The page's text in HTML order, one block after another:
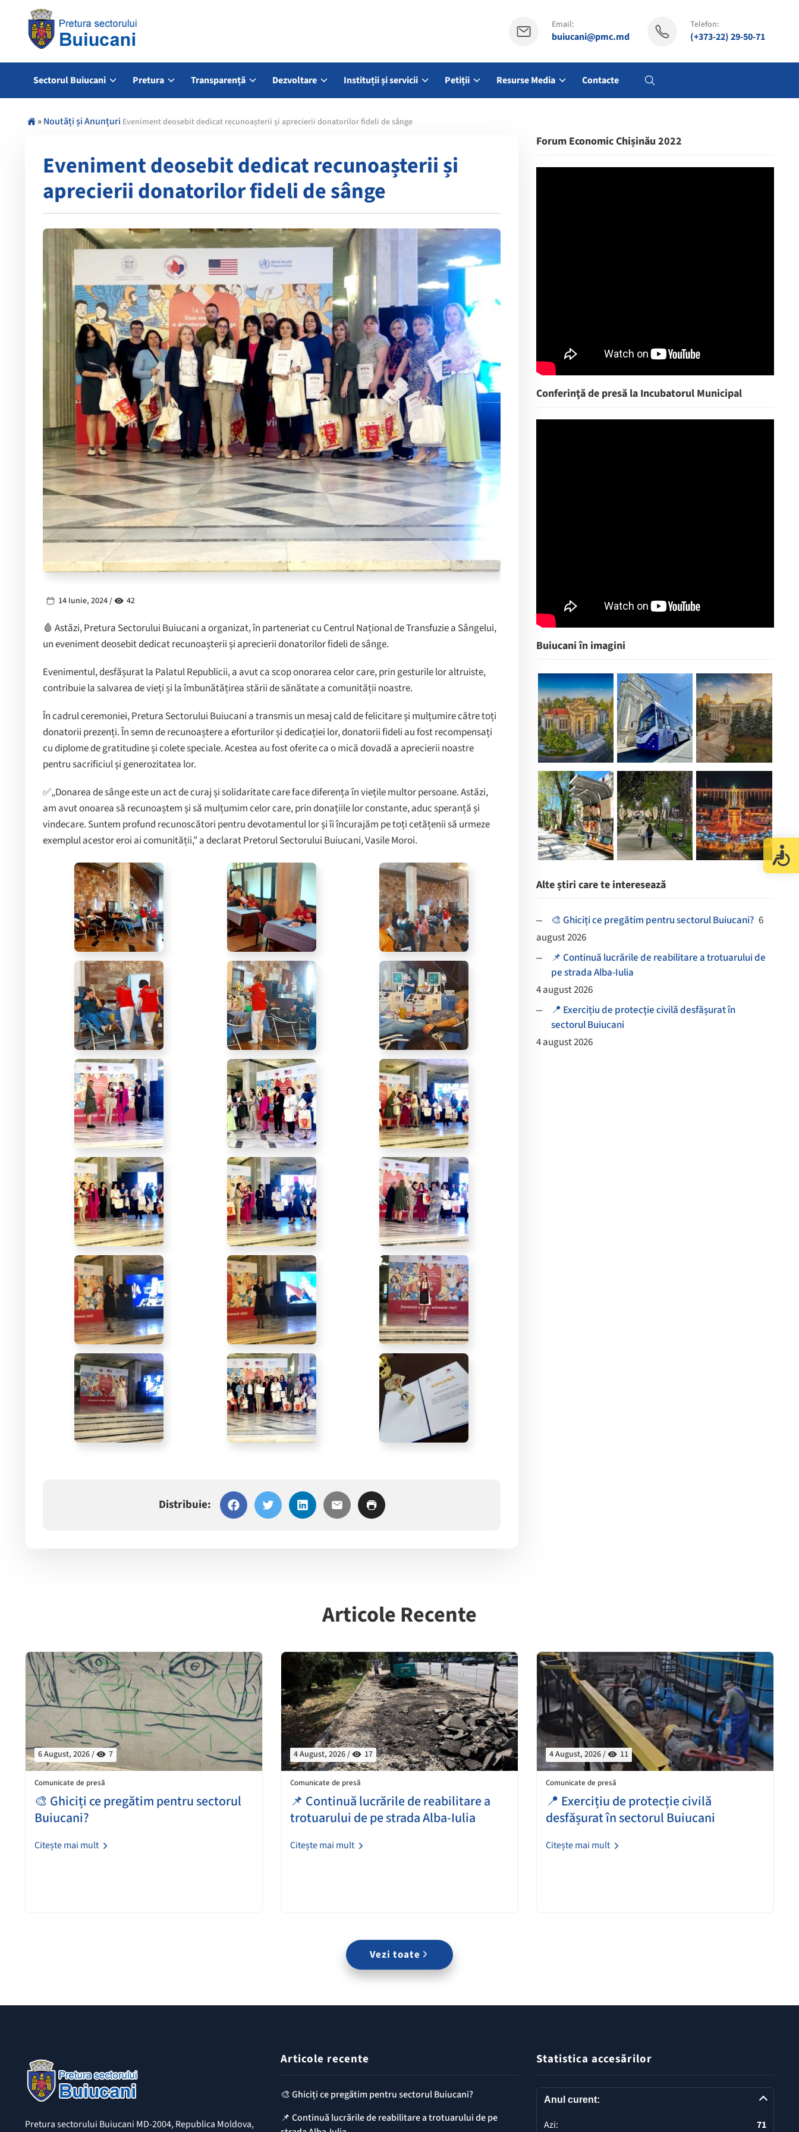
Email:
buiucani@pmc.md
Telefon:
(+373-22) 29-50-71
Sectorul Buiucani Pretura Transparență Dezvoltare Instituții și servicii Petiții Resurse Media Contacte
»Noutăți și Anunțuri Eveniment deosebit dedicat recunoașterii și aprecierii donatorilor fideli de sânge
Eveniment deosebit dedicat recunoașterii și
aprecierii donatorilor fideli de sânge
14 Iunie, 2024 / 42
🩸 Astăzi, Pretura Sectorului Buiucani a organizat, în parteneriat cu Centrul Național de Transfuzie a Sângelui,
un eveniment deosebit dedicat recunoașterii și aprecierii donatorilor fideli de sânge.
Evenimentul, desfășurat la Palatul Republicii, a avut ca scop onorarea celor care, prin gesturile lor altruiste,
contribuie la salvarea de vieți și la îmbunătățirea stării de sănătate a comunității noastre.
În cadrul ceremoniei, Pretura Sectorului Buiucani a transmis un mesaj cald de felicitare și mulțumire către toți
donatorii prezenți. În semn de recunoaștere a eforturilor și dedicației lor, donatorii fideli au fost recompensați
cu diplome de gratitudine și colete speciale. Acestea au fost oferite ca o mică dovadă a aprecierii noastre
pentru sacrificiul și generozitatea lor.
✅„Donarea de sânge este un act de curaj și solidaritate care face diferența în viețile multor persoane. Astăzi,
am avut onoarea să recunoaștem și să mulțumim celor care, prin donațiile lor constante, aduc speranță și
vindecare. Suntem profund recunoscători pentru devotamentul lor și îi încurajăm pe toți cetățenii să urmeze
exemplul acestor eroi ai comunității,” a declarat Pretorul Sectorului Buiucani, Vasile Moroi.
Distribuie:
Forum Economic Chișinău 2022
Conferinţă de presă la Incubatorul Municipal
Buiucani în imagini
Alte știri care te interesează
🎨 Ghiciți ce pregătim pentru sectorul Buiucani? 6
august 2026
📌 Continuă lucrările de reabilitare a trotuarului de
pe strada Alba-Iulia
4 august 2026
📍 Exercițiu de protecție civilă desfășurat în
sectorul Buiucani
4 august 2026
Articole Recente
6 August, 2026 / 7
Comunicate de presă
🎨 Ghiciți ce pregătim pentru sectorul
Buiucani?
Citește mai mult
4 August, 2026 / 17
Comunicate de presă
📌 Continuă lucrările de reabilitare a
trotuarului de pe strada Alba-Iulia
Citește mai mult
4 August, 2026 / 11
Comunicate de presă
📍 Exercițiu de protecție civilă
desfășurat în sectorul Buiucani
Citește mai mult
Vezi toate
Pretura sectorului Buiucani MD-2004, Republica Moldova,
Articole recente
🎨 Ghiciți ce pregătim pentru sectorul Buiucani?
📌 Continuă lucrările de reabilitare a trotuarului de pe
Statistica accesărilor
Anul curent:
Azi: 71